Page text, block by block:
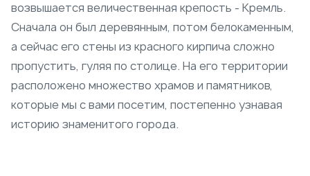
возвышается величественная крепость - Кремль.
Сначала он был деревянным, потом белокаменным,
а сейчас его стены из красного кирпича сложно
пропустить, гуляя по столице. На его территории
расположено множество храмов и памятников,
которые мы с вами посетим, постепенно узнавая
историю знаменитого города.